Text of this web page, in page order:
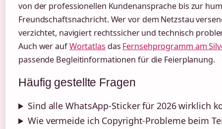
von der professionellen Kundenansprache bis zur
Freundschaftsnachricht. Wer vor dem Netzstau
verzichtet, navigiert rechtssicher und technisch
Auch wer aufWortatlas das Fernsehprogramm am
passende Begleitinformationen für die Feierplanung.
Häufig gestellte Fragen
Sind alle WhatsApp-Sticker für 2026 wirklich
Wie vermeide ich Copyright-Probleme beim